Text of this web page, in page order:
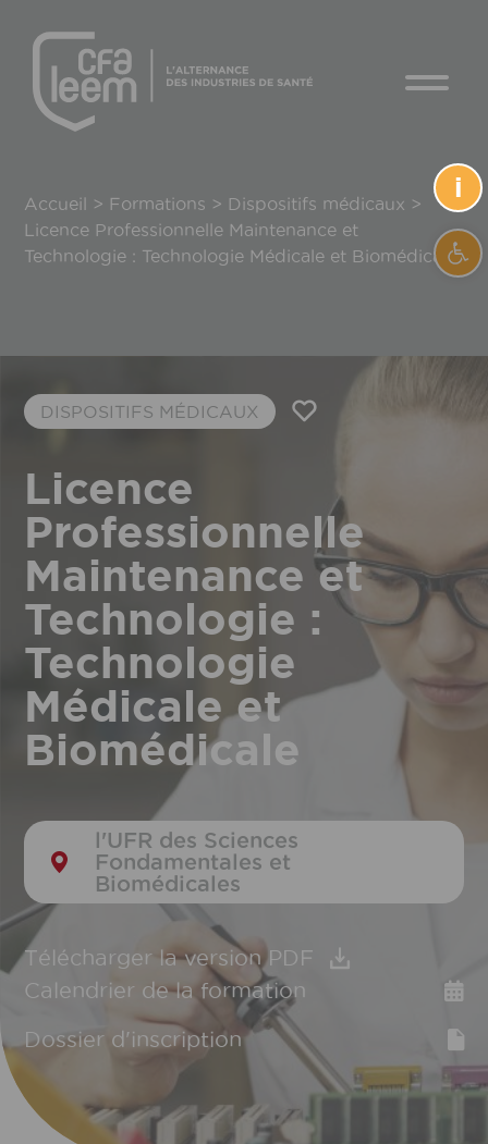
i
Accueil > Formations > Dispositifs médicaux >
Licence Professionnelle Maintenance et
Technologie : Technologie Médicale et Biomédicale
DISPOSITIFS MÉDICAUX
Licence
Professionnelle
Maintenance et
Technologie :
Technologie
Médicale et
Biomédicale
l'UFR des Sciences
Fondamentales et
Biomédicales
Télécharger la version PDF
Calendrier de la formation
Dossier d'inscription